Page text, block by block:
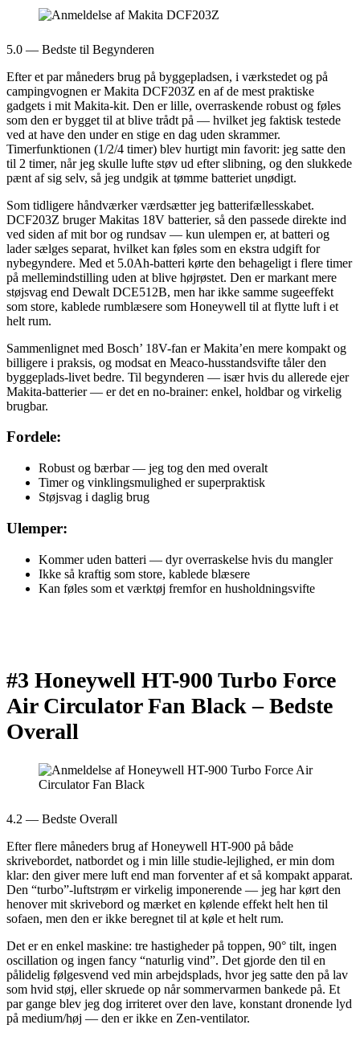
5.0 — Bedste til Begynderen
Efter et par måneders brug på byggepladsen, i værkstedet og på
campingvognen er Makita DCF203Z en af de mest praktiske
gadgets i mit Makita-kit. Den er lille, overraskende robust og føles
som den er bygget til at blive trådt på — hvilket jeg faktisk testede
ved at have den under en stige en dag uden skrammer.
Timerfunktionen (1/2/4 timer) blev hurtigt min favorit: jeg satte den
til 2 timer, når jeg skulle lufte støv ud efter slibning, og den slukkede
pænt af sig selv, så jeg undgik at tømme batteriet unødigt.
Som tidligere håndværker værdsætter jeg batterifællesskabet.
DCF203Z bruger Makitas 18V batterier, så den passede direkte ind
ved siden af mit bor og rundsav — kun ulempen er, at batteri og
lader sælges separat, hvilket kan føles som en ekstra udgift for
nybegyndere. Med et 5.0Ah-batteri kørte den behageligt i flere timer
på mellemindstilling uden at blive højrøstet. Den er markant mere
støjsvag end Dewalt DCE512B, men har ikke samme sugeeffekt
som store, kablede rumblæsere som Honeywell til at flytte luft i et
helt rum.
Sammenlignet med Bosch’ 18V-fan er Makita’en mere kompakt og
billigere i praksis, og modsat en Meaco-husstandsvifte tåler den
byggeplads-livet bedre. Til begynderen — især hvis du allerede ejer
Makita-batterier — er det en no-brainer: enkel, holdbar og virkelig
brugbar.
Fordele:
Robust og bærbar — jeg tog den med overalt
Timer og vinklingsmulighed er superpraktisk
Støjsvag i daglig brug
Ulemper:
Kommer uden batteri — dyr overraskelse hvis du mangler
Ikke så kraftig som store, kablede blæsere
Kan føles som et værktøj fremfor en husholdningsvifte
#3 Honeywell HT-900 Turbo Force
Air Circulator Fan Black –Bedste
Overall
4.2 — Bedste Overall
Efter flere måneders brug af Honeywell HT-900 på både
skrivebordet, natbordet og i min lille studie-lejlighed, er min dom
klar: den giver mere luft end man forventer af et så kompakt apparat.
Den “turbo”-luftstrøm er virkelig imponerende — jeg har kørt den
henover mit skrivebord og mærket en kølende effekt helt hen til
sofaen, men den er ikke beregnet til at køle et helt rum.
Det er en enkel maskine: tre hastigheder på toppen, 90° tilt, ingen
oscillation og ingen fancy “naturlig vind”. Det gjorde den til en
pålidelig følgesvend ved min arbejdsplads, hvor jeg satte den på lav
som hvid støj, eller skruede op når sommervarmen bankede på. Et
par gange blev jeg dog irriteret over den lave, konstant dronende lyd
på medium/høj — den er ikke en Zen-ventilator.